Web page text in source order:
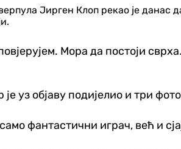
Јирген Клоп рекао је данас
Мора да постоји
уз објаву подијелио и три
фантастични играч, већ и